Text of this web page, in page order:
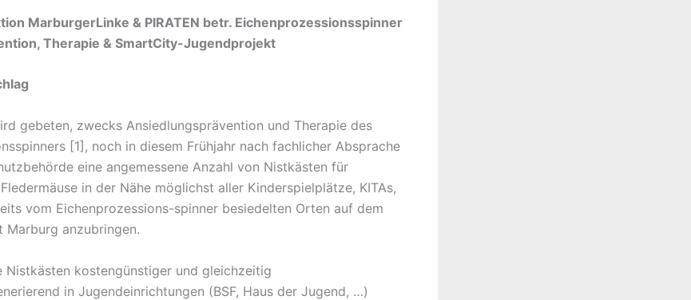
MarburgerLinke & PIRATEN betr. Eichenprozessionsspinner
Therapie & SmartCity-Jugendprojekt
gebeten, zwecks Ansiedlungsprävention und Therapie des
[1], noch in diesem Frühjahr nach fachlicher Absprache
eine angemessene Anzahl von Nistkästen für
in der Nähe möglichst aller Kinderspielplätze, KITAs,
vom Eichenprozessions-spinner besiedelten Orten auf dem
Marburg anzubringen.
Nistkästen kostengünstiger und gleichzeitig
in Jugendeinrichtungen (BSF, Haus der Jugend, …)